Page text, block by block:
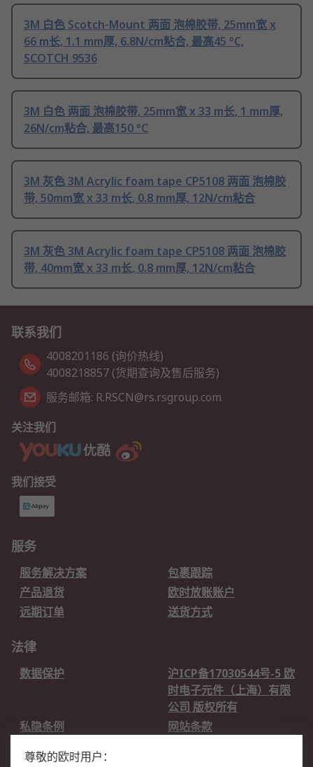
3M 白色 Scotch-Mount 两面 泡棉胶带, 25mm宽 x
66 m长, 1.1 mm厚, 6.8N/cm粘合, 最高45 °C,
SCOTCH 9536
3M 白色 两面 泡棉胶带, 25mm宽 x 33 m长, 1 mm厚,
26N/cm粘合, 最高150 °C
3M 灰色 3M Acrylic foam tape CP5108 两面 泡棉胶
带, 50mm宽 x 33 m长, 0.8 mm厚, 12N/cm粘合
3M 灰色 3M Acrylic foam tape CP5108 两面 泡棉胶
带, 40mm宽 x 33 m长, 0.8 mm厚, 12N/cm粘合
联系我们
4008201186 (询价热线)
4008218857 (货期查询及售后服务)
服务邮箱: R.RSCN@rs.rsgroup.com
关注我们
我们接受
服务
服务解决方案
包裹跟踪
产品退货
欧时放账账户
远期订单
送货方式
法律
数据保护
沪ICP备17030544号-5 欧
时电子元件（上海）有限
公司 版权所有
私隐条例
网站条款
尊敬的欧时用户：